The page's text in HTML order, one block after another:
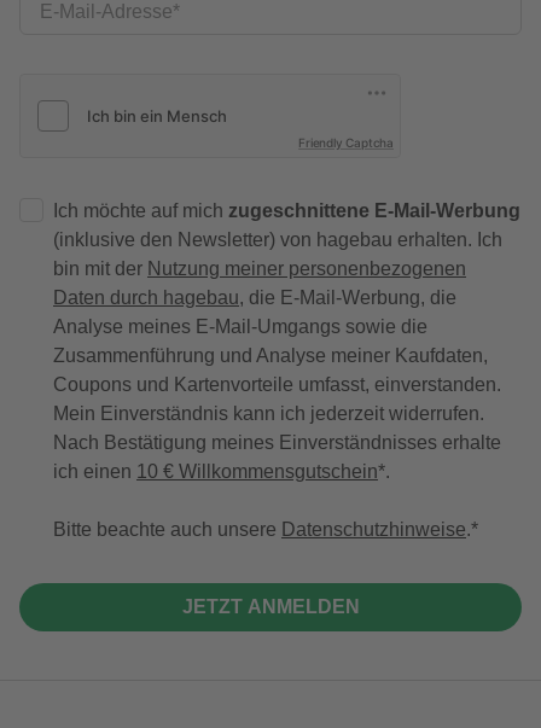
E-Mail-Adresse
Friendly Captcha
Ich möchte auf mich zugeschnittene E-Mail-Werbung
(inklusive den Newsletter) von hagebau erhalten. Ich
bin mit der Nutzung meiner personenbezogenen
Daten durch hagebau, die E-Mail-Werbung, die
Analyse meines E-Mail-Umgangs sowie die
Zusammenführung und Analyse meiner Kaufdaten,
Coupons und Kartenvorteile umfasst, einverstanden.
Mein Einverständnis kann ich jederzeit widerrufen.
Nach Bestätigung meines Einverständnisses erhalte
ich einen 10 € Willkommensgutschein*.
Bitte beachte auch unsere Datenschutzhinweise.
JETZT ANMELDEN